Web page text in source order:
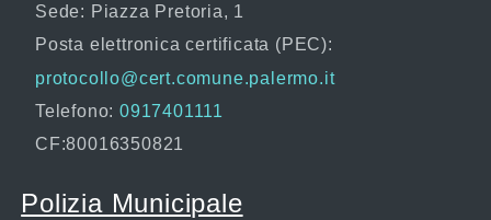
Sede: Piazza Pretoria, 1
Posta elettronica certificata (PEC):
protocollo@cert.comune.palermo.it
Telefono: 0917401111
CF:80016350821
Polizia Municipale